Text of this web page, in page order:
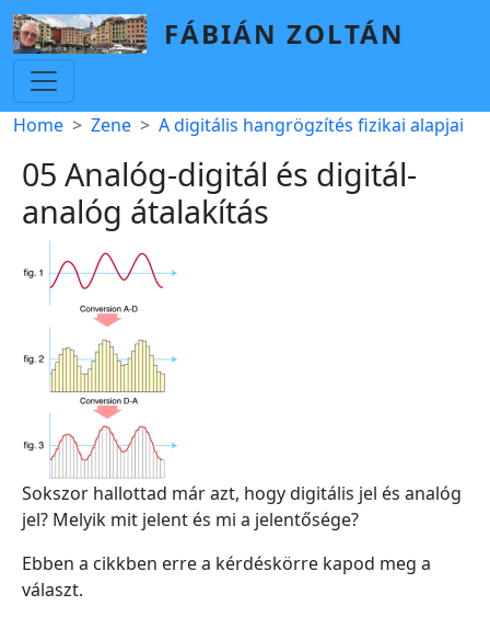
Skip to main content
FÁBIÁN ZOLTÁN
Breadcrumb
Home Zene A digitális hangrögzítés fizikai alapjai
05 Analóg-digitál és digitál-
analóg átalakítás
Sokszor hallottad már azt, hogy digitális jel és analóg
jel? Melyik mit jelent és mi a jelentősége?
Ebben a cikkben erre a kérdéskörre kapod meg a
választ.